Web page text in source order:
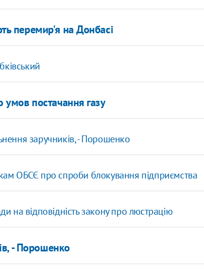
перемир'я на Донбасі
умов постачання газу
заручників, - Порошенко
ОБСЄ про спроби блокування підприємства
на відповідність закону про люстрацію
- Порошенко